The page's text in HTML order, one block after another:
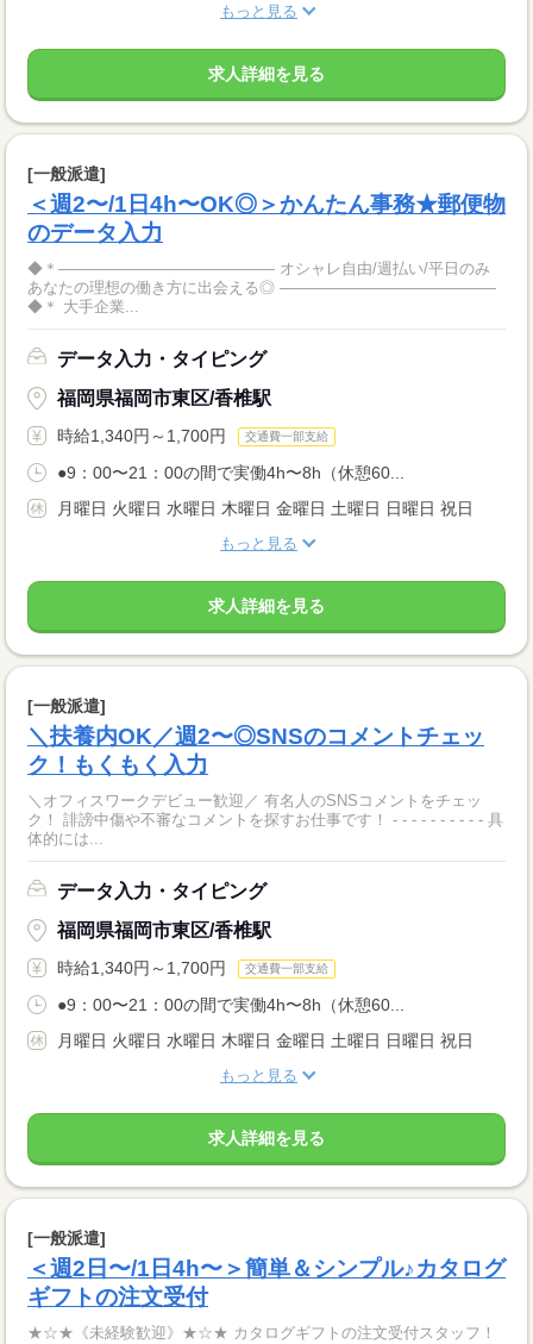
もっと見る
求人詳細を見る
[一般派遣]
＜週2〜/1日4h〜OK◎＞かんたん事務★郵便物
のデータ入力
◆＊―――――――――――――― オシャレ自由/週払い/平日のみ
あなたの理想の働き方に出会える◎ ――――――――――――――
◆＊ 大手企業...
データ入力・タイピング
福岡県福岡市東区/香椎駅
時給1,340円～1,700円 交通費一部支給
●9：00〜21：00の間で実働4h〜8h（休憩60...
月曜日 火曜日 水曜日 木曜日 金曜日 土曜日 日曜日 祝日
もっと見る
求人詳細を見る
[一般派遣]
＼扶養内OK／週2〜◎SNSのコメントチェッ
ク！もくもく入力
＼オフィスワークデビュー歓迎／ 有名人のSNSコメントをチェッ
ク！ 誹謗中傷や不審なコメントを探すお仕事です！ - - - - - - - - - - 具
体的には...
データ入力・タイピング
福岡県福岡市東区/香椎駅
時給1,340円～1,700円 交通費一部支給
●9：00〜21：00の間で実働4h〜8h（休憩60...
月曜日 火曜日 水曜日 木曜日 金曜日 土曜日 日曜日 祝日
もっと見る
求人詳細を見る
[一般派遣]
＜週2日〜/1日4h〜＞簡単＆シンプル♪カタログ
ギフトの注文受付
★☆★《未経験歓迎》★☆★ カタログギフトの注文受付スタッフ！